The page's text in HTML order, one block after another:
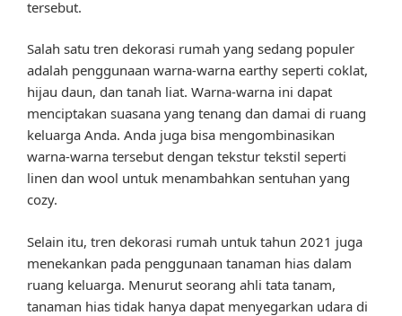
tersebut.
Salah satu tren dekorasi rumah yang sedang populer
adalah penggunaan warna-warna earthy seperti coklat,
hijau daun, dan tanah liat. Warna-warna ini dapat
menciptakan suasana yang tenang dan damai di ruang
keluarga Anda. Anda juga bisa mengombinasikan
warna-warna tersebut dengan tekstur tekstil seperti
linen dan wool untuk menambahkan sentuhan yang
cozy.
Selain itu, tren dekorasi rumah untuk tahun 2021 juga
menekankan pada penggunaan tanaman hias dalam
ruang keluarga. Menurut seorang ahli tata tanam,
tanaman hias tidak hanya dapat menyegarkan udara di